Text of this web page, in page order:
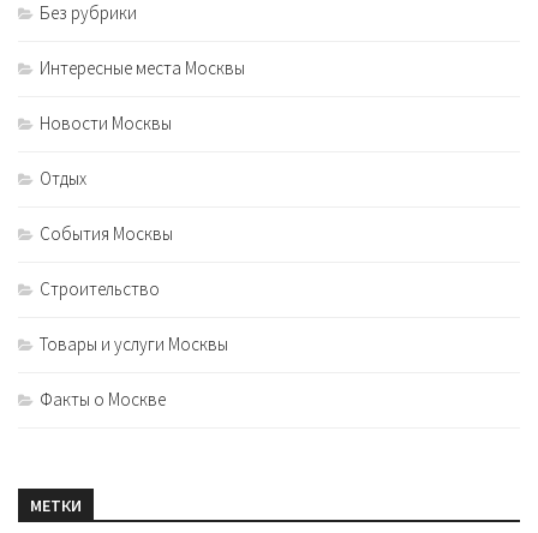
Без рубрики
Интересные места Москвы
Новости Москвы
Отдых
События Москвы
Строительство
Товары и услуги Москвы
Факты о Москве
МЕТКИ